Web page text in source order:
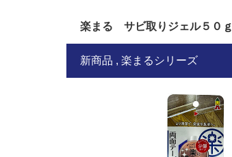
楽まる サビ取りジェル５０ｇ
新商品 楽まるシリーズ